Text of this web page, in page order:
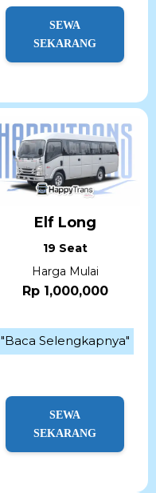
SEWA
SEKARANG
Elf Long
19 Seat
Harga Mulai
Rp 1,000,000
"Baca Selengkapnya"
SEWA
SEKARANG